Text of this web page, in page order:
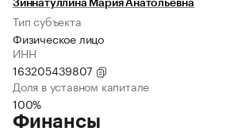
Зиннатуллина Мария Анатольевна
Тип субъекта
Физическое лицо
ИНН
163205439807
Доля в уставном капитале
100%
Финансы